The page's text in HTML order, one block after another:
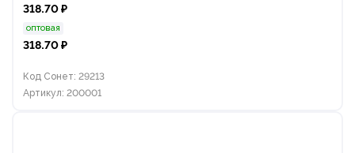
318.70 ₽
оптовая
318.70 ₽
Код Сонет: 29213
Артикул: 200001